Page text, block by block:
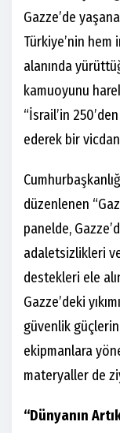
Gazze’de
Türkiye’nin hem
alanında
kamuoyunu
“İsrail’in
ederek bir
düzenlenen
panelde,
adaletsizlikleri
destekleri ele
Gazze’deki
güvenlik
ekipmanlara
materyaller de
“Dünyanın